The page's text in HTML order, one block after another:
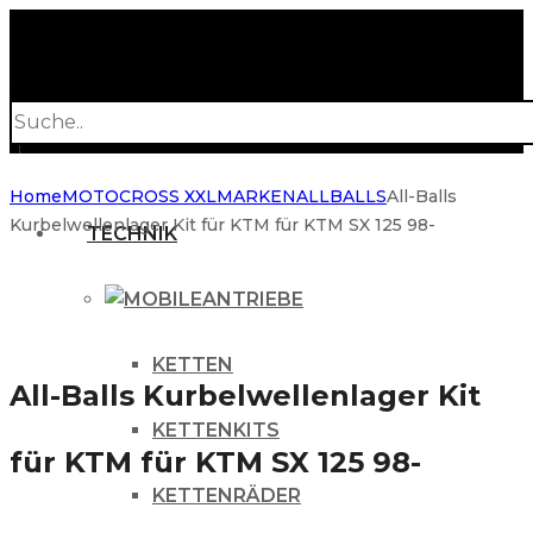
search
TECHNIK
ANTRIEBE
KETTEN
KETTENKITS
KETTENRÄDER
HomeMOTOCROSS XXLMARKENALLBALLSAll-Balls
Kurbelwellenlager Kit für KTM für KTM SX 125 98-
All-Balls Kurbelwellenlager Kit
für KTM für KTM SX 125 98-